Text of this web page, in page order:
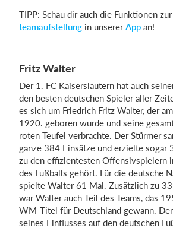
TIPP: Schau dir auch die Funktionen zur
teamaufstellung in unsererApp an!
Fritz Walter
Der 1. FC Kaiserslautern hat auch
den besten deutschen Spieler aller
es sich um Friedrich Fritz Walter, der
1920. geboren wurde und seine
roten Teufel verbrachte. Der Stürmer
ganze 384 Einsätze und erzielte sogar
zu den effizientesten Offensivspielern
des Fußballs gehört. Für die deutsche
spielte Walter 61 Mal. Zusätzlich zu
war Walter auch Teil des Teams, das
WM-Titel für Deutschland gewann.
seines Einflusses auf den deutschen